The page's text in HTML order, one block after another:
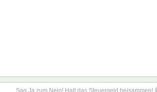
Sag Ja zum Nein! Halt das Steuergeld beisammen!